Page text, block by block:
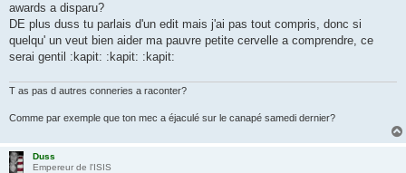
a
g
awards a disparu?
DE plus duss tu parlais d'un edit mais j'ai pas tout compris, donc si
quelqu' un veut bien aider ma pauvre petite cervelle a comprendre, ce
serai gentil :kapit: :kapit: :kapit:
T as pas d autres conneries a raconter?
Comme par exemple que ton mec a éjaculé sur le canapé samedi dernier?
Duss
Empereur de l'ISIS